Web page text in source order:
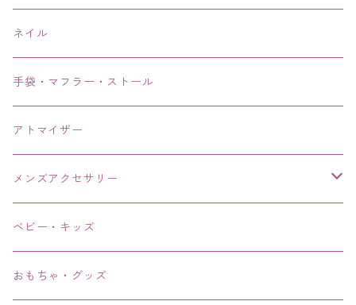
ネイル
手袋・マフラー・ストール
アトマイザー
メンズアクセサリー
リング、指輪
ブレスレット、バングル、ブレス、腕輪
ベビー・キッズ
おもちゃ・グッズ